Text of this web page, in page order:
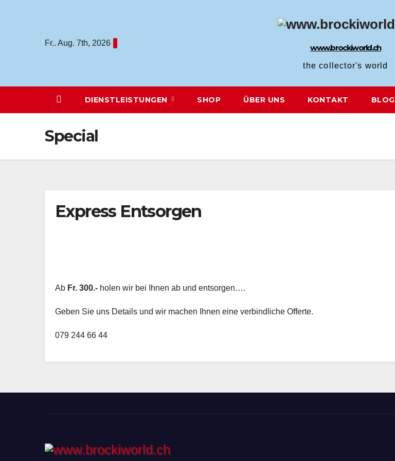
Fr.. Aug. 7th, 2026 www.brockiworld.ch
the collector's world
DIENSTLEISTUNGEN SHOP ÜBER UNS KONTAKT BLOG
Special
Express Entsorgen
Ab Fr. 300.- holen wir bei Ihnen ab und entsorgen….
Geben Sie uns Details und wir machen Ihnen eine verbindliche Offerte.
079 244 66 44